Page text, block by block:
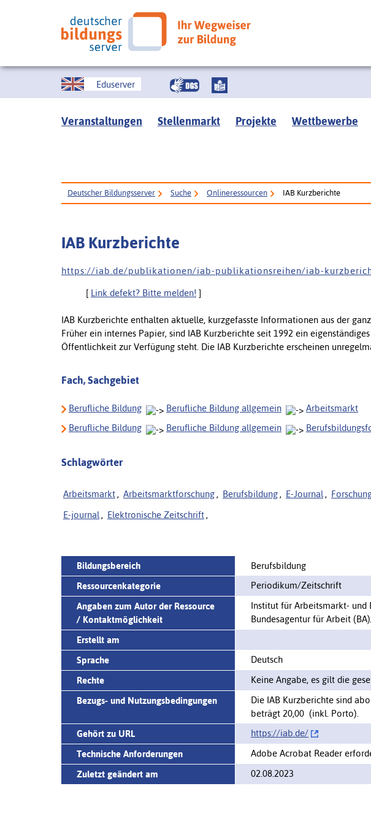
Eduserver
Veranstaltungen Stellenmarkt Projekte Wettbewerbe
Deutscher Bildungsserver Suche Onlineressourcen IAB Kurzberichte
IAB Kurzberichte
h t t p s : / / i a b . d e / p u b l i k a t i o n e n / i a b - p u b l i k a t i o n s r e i h e n / i a b - k u r z b e r i c
[ Link defekt? Bitte melden! ]
IAB Kurzberichte enthalten aktuelle, kurzgefasste Informationen aus der
Früher ein internes Papier, sind IAB Kurzberichte seit 1992 ein
Öffentlichkeit zur Verfügung steht. Die IAB Kurzberichte erscheinen
Fach, Sachgebiet
Berufliche Bildung Berufliche Bildung allgemein
Arbeitsmarkt
Berufliche Bildung
Berufliche Bildung allgemein
Schlagwörter
Arbeitsmarkt , Arbeitsmarktforschung , Berufsbildung , E-Journal ,
E-journal , Elektronische Zeitschrift ,
Bildungsbereich
Berufsbildung
Ressourcenkategorie
Periodikum/Zeitschrift
Angaben zum Autor der Ressource
/ Kontaktmöglichkeit
Institut für Arbeitsmarkt- und
Bundesagentur für Arbeit
Erstellt am
Sprache
Deutsch
Rechte
Keine Angabe, es gilt die
Bezugs- und Nutzungsbedingungen
Die IAB Kurzberichte sind
beträgt 20,00  (inkl. Porto).
Gehört zu URL
https://iab.de/‌
Technische Anforderungen
Adobe Acrobat Reader
Zuletzt geändert am
02.08.2023